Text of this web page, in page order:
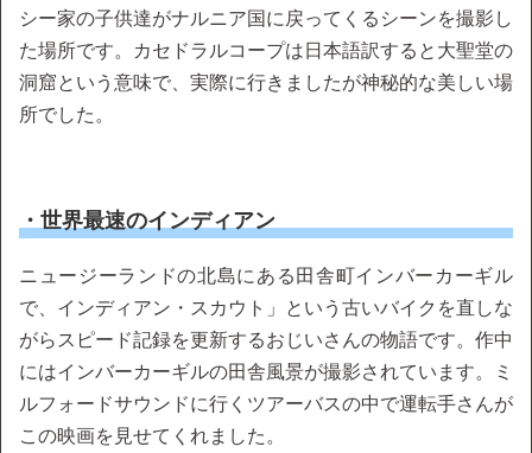
シー家の子供達がナルニア国に戻ってくるシーンを撮影し
た場所です。カセドラルコープは日本語訳すると大聖堂の
洞窟という意味で、実際に行きましたが神秘的な美しい場
所でした。
・世界最速のインディアン
ニュージーランドの北島にある田舎町インバーカーギル
で、インディアン・スカウト」という古いバイクを直しな
がらスピード記録を更新するおじいさんの物語です。作中
にはインバーカーギルの田舎風景が撮影されています。ミ
ルフォードサウンドに行くツアーバスの中で運転手さんが
この映画を見せてくれました。